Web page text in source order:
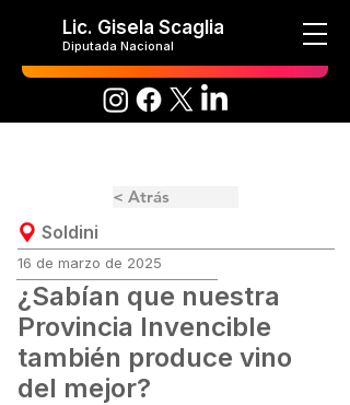
Lic. Gisela Scaglia
Diputada Nacional
< Atrás
Soldini
16 de marzo de 2025
¿Sabían que nuestra
Provincia Invencible
también produce vino
del mejor?